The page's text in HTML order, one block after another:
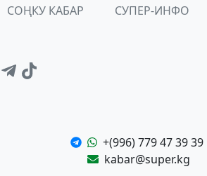
СОҢКУ КАБАР СУПЕР-ИНФО
+(996) 779 47 39 39
kabar@super.kg